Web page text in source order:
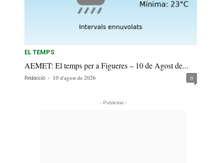
EL TEMPS
AEMET: El temps per a Figueres – 10 de Agost de...
Redacció - 10 d'agost de 2026 0
- Publicitat -